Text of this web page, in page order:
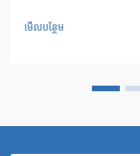
ភាពស្អាតផ្នែកសិល្បៈ...
មើលបន្ថែម